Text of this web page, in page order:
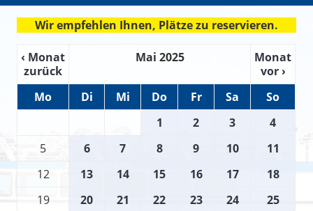
Wir empfehlen Ihnen, Plätze zu reservieren.
‹ Monat
zurück
Mai 2025
Monat
vor ›
Mo
Di Mi Do Fr Sa
So
1
2 3
4
5
6 7 8 9 10
11
12
13 14 15 16 17
18
19
20 21 22 23 24
25